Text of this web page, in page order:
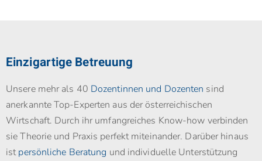
Einzigartige Betreuung
Unsere mehr als 40 Dozentinnen und Dozenten sind
anerkannte Top-Experten aus der österreichischen
Wirtschaft. Durch ihr umfangreiches Know-how verbinden
sie Theorie und Praxis perfekt miteinander. Darüber hinaus
istpersönliche Beratung und individuelle Unterstützung